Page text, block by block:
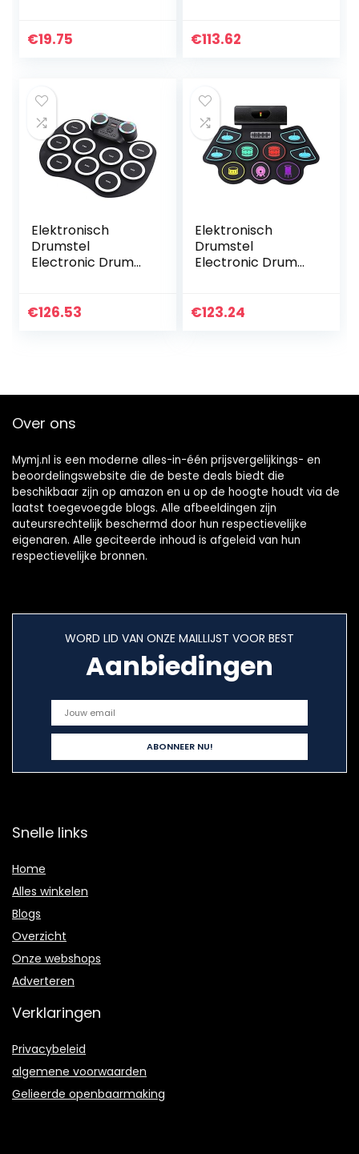
€19.75
Silicone Draagbare
€113.62
Elektronisch
Drumstel
Electronic Drum
Bluetooth
€126.53
Elektronisch
Drumstel
Electronic Drum
Vouwen Entry
€123.24
Over ons
Mymj.nl is een moderne alles-in-één prijsvergelijkings- en
beoordelingswebsite die de beste deals biedt die
beschikbaar zijn op amazon en u op de hoogte houdt via de
laatst toegevoegde blogs. Alle afbeeldingen zijn
auteursrechtelijk beschermd door hun respectievelijke
eigenaren. Alle geciteerde inhoud is afgeleid van hun
respectievelijke bronnen.
WORD LID VAN ONZE MAILLIJST VOOR BEST
Aanbiedingen
Snelle links
Home
Alles winkelen
Blogs
Overzicht
Onze webshops
Adverteren
Verklaringen
Privacybeleid
algemene voorwaarden
Gelieerde openbaarmaking